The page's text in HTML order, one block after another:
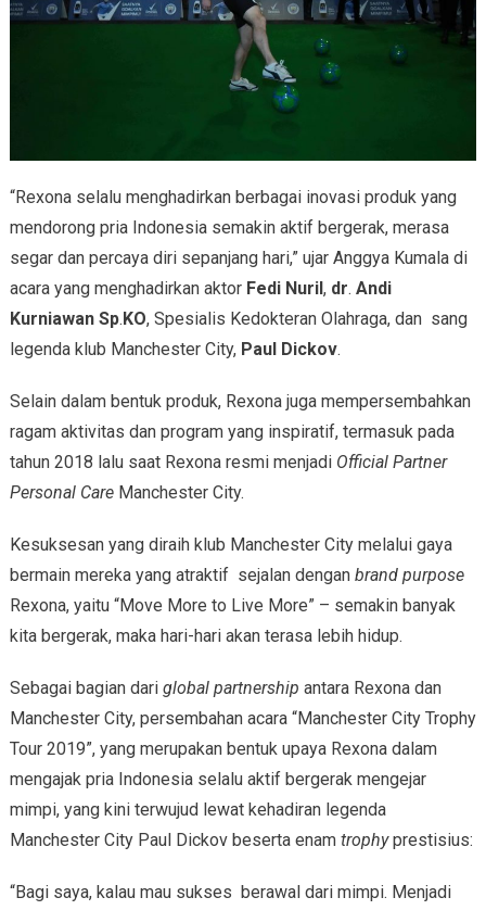
“Rexona selalu menghadirkan berbagai inovasi produk yang
mendorong pria Indonesia semakin aktif bergerak, merasa
segar dan percaya diri sepanjang hari,” ujar Anggya Kumala di
acara yang menghadirkan aktor Fedi Nuril, dr. Andi
Kurniawan Sp.KO, Spesialis Kedokteran Olahraga, dan sang
legenda klub Manchester City, Paul Dickov.
Selain dalam bentuk produk, Rexona juga mempersembahkan
ragam aktivitas dan program yang inspiratif, termasuk pada
tahun 2018 lalu saat Rexona resmi menjadi Official Partner
Personal CareManchester City.
Kesuksesan yang diraih klub Manchester City melalui gaya
bermain mereka yang atraktif sejalan dengan brand purpose
Rexona, yaitu “Move More to Live More” – semakin banyak
kita bergerak, maka hari-hari akan terasa lebih hidup.
Sebagai bagian dari global partnership antara Rexona dan
Manchester City, persembahan acara “Manchester City Trophy
Tour 2019”, yang merupakan bentuk upaya Rexona dalam
mengajak pria Indonesia selalu aktif bergerak mengejar
mimpi, yang kini terwujud lewat kehadiran legenda
Manchester City Paul Dickov beserta enam trophyprestisius:
“Bagi saya, kalau mau sukses berawal dari mimpi. Menjadi